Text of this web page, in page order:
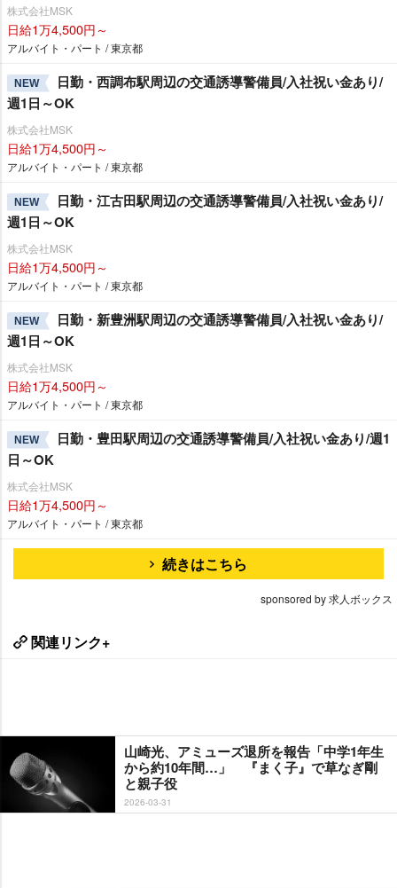
株式会社MSK
日給1万4,500円～
アルバイト・パート / 東京都
NEW
日勤・西調布駅周辺の交通誘導警備員/入社祝い金あり/
週1日～OK
株式会社MSK
日給1万4,500円～
アルバイト・パート / 東京都
NEW
日勤・江古田駅周辺の交通誘導警備員/入社祝い金あり/
週1日～OK
株式会社MSK
日給1万4,500円～
アルバイト・パート / 東京都
NEW
日勤・新豊洲駅周辺の交通誘導警備員/入社祝い金あり/
週1日～OK
株式会社MSK
日給1万4,500円～
アルバイト・パート / 東京都
NEW
日勤・豊田駅周辺の交通誘導警備員/入社祝い金あり/週1
日～OK
株式会社MSK
日給1万4,500円～
アルバイト・パート / 東京都
続きはこちら
sponsored by 求人ボックス
関連リンク+
山崎光、アミューズ退所を報告「中学1年生
から約10年間…」 『まく子』で草なぎ剛
と親子役
2026-03-31